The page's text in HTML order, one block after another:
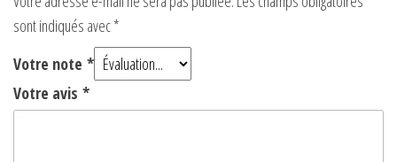
sont indiqués avec*
Votre note *
Votre avis *